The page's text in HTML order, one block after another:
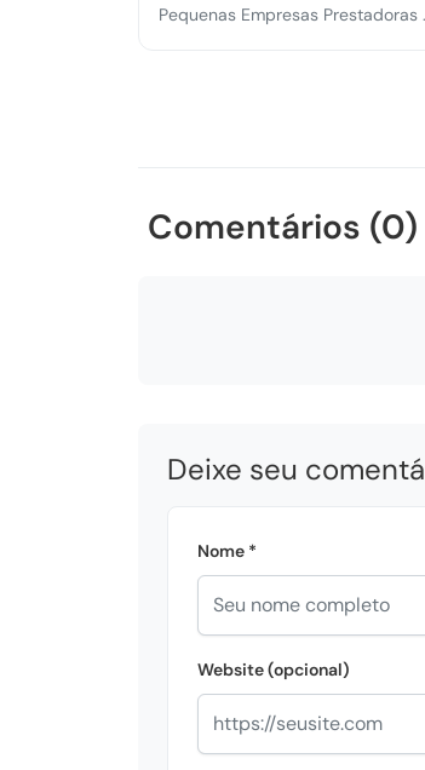
Pequenas Empresas Prestadoras
Comentários (0)
Deixe seu
Nome *
Website (opcional)